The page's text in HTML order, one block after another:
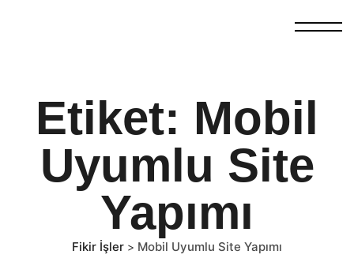
Etiket: Mobil
Uyumlu Site
Yapımı
Fikir İşler > Mobil Uyumlu Site Yapımı